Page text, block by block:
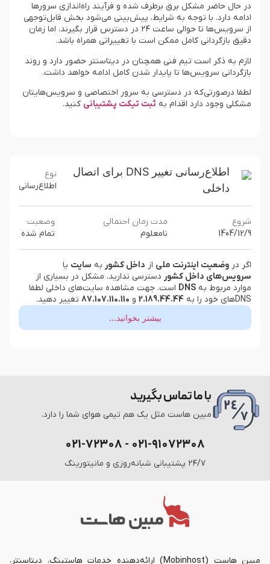
در حال حاضر مشکل برق برطرف شده و فرآیند راه‌اندازی سرورها
ادامه دارد. با توجه به شرایط، پیش‌بینی می‌شود بخش قابل‌توجهی
از سرویس‌ها تا حوالی ساعت ۲۴ در دسترس قرار بگیرند، اما زمان
دقیق بازگردانی کامل ممکن است با تغییراتی همراه باشد.
لازم به ذکر است تیم فنی همچنان در دیتاسنتر حضور دارد و روند
بازگردانی سرویس‌ها تا پایدار شدن کامل ادامه خواهد داشت.
لطفا درصورتی‌که در دسترسی به سرور اختصاصی و سرویس‌هایتان
مشکلی وجود دارد اقدام به ثبت تیکت پشتیبانی کنید.
اطلاع‌رسانی تغییر DNS برای اتصال
داخلی
نوع
اطلاع‌رسانی
شروع
1404/12/9
مدت زمان احتمالی
نامعلوم
وضعیت
تمام شده
اگر در وضعیت اینترنت ملی از داخل کشور به سایت یا
سرویس‌های داخل کشور دسترسی ندارید، مشکل در بسیاری از
موارد مربوط به DNS است. جهت مشاهده سایت‌های داخلی لطفا
DNSهای خود را به
2.189.44.44 و 87.107.110.110 تغییر دهید.
بیشتر بخوانید...
با ما تماس بگیرید
مبین هاست مثل یک هم تیمی هوای شما را دارد.
۰۲۱-۹۱۰۷۲۳۰۸ - ۰۲۱-۷۲۳۰۸
۲۴/۷ پشتیبانی شبانه‌روزی و مانیتورینگ
مبین هاست (Mobinhost) ارائه‌دهنده خدمات هاستینگ، دیتاسنتر،